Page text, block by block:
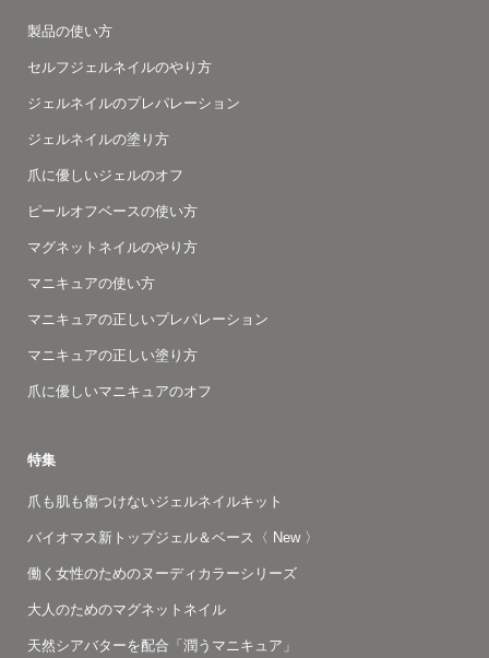
製品の使い方
セルフジェルネイルのやり方
ジェルネイルのプレパレーション
ジェルネイルの塗り方
爪に優しいジェルのオフ
ピールオフベースの使い方
マグネットネイルのやり方
マニキュアの使い方
マニキュアの正しいプレパレーション
マニキュアの正しい塗り方
爪に優しいマニキュアのオフ
特集
爪も肌も傷つけないジェルネイルキット
バイオマス新トップジェル＆ベース〈 New 〉
働く女性のためのヌーディカラーシリーズ
大人のためのマグネットネイル
天然シアバターを配合「潤うマニキュア」